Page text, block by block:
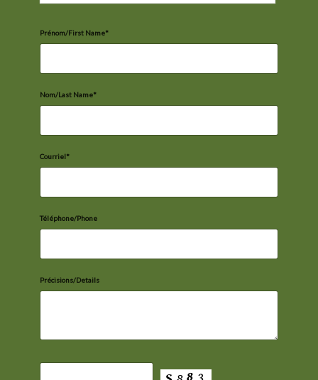
Prénom/First Name*
Nom/Last Name*
Courriel*
Téléphone/Phone
Précisions/Details